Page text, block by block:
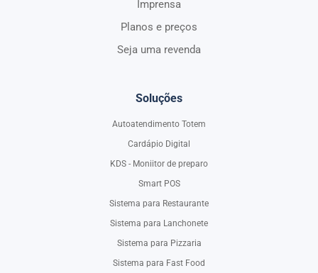
Imprensa
Planos e preços
Seja uma revenda
Soluções
Autoatendimento Totem
Cardápio Digital
KDS - Moniitor de preparo
Smart POS
Sistema para Restaurante
Sistema para Lanchonete
Sistema para Pizzaria
Sistema para Fast Food